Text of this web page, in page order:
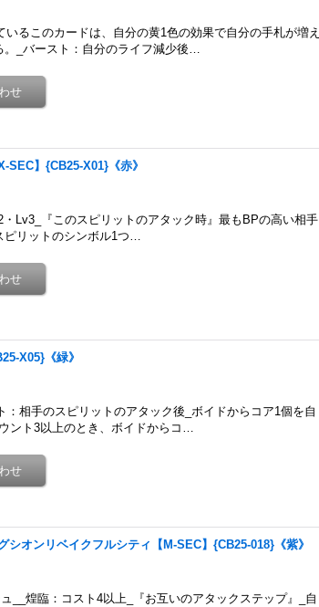
るこのカードは、自分の黄1色の効果で自分の手札が増え
。_バースト：自分のライフ減少後…
SEC】{CB25-X01}《赤》
Lv3_『このスピリットのアタック時』最もBPの高い相手
ピリットのシンボル1つ…
X05}《緑》
：相手のスピリットのアタック後_ボイドからコア1個を自
ント3以上のとき、ボイドからコ…
シオンリベイクフルシティ【M-SEC】{CB25-018}《紫》
__煌臨：コスト4以上_『お互いのアタックステップ』_自